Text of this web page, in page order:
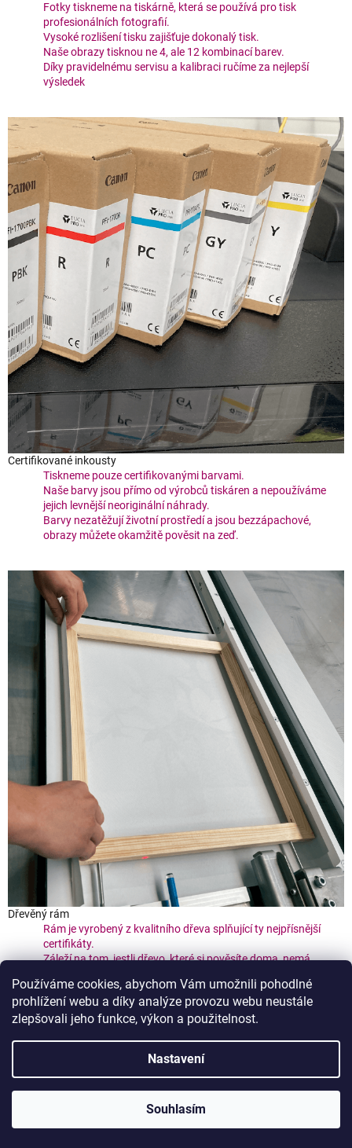
Používáme cookies, abychom Vám umožnili pohodlné
prohlížení webu a díky analýze provozu webu neustále
zlepšovali jeho funkce, výkon a použitelnost.
Nastavení
Souhlasím
Fotky tiskneme na tiskárně, která se používá pro tisk
profesionálních fotografií.
Vysoké rozlišení tisku zajišťuje dokonalý tisk.
Naše obrazy tisknou ne 4, ale 12 kombinací barev.
Díky pravidelnému servisu a kalibraci ručíme za nejlepší
výsledek
Certifikované inkousty
Tiskneme pouze certifikovanými barvami.
Naše barvy jsou přímo od výrobců tiskáren a nepoužíváme
jejich levnější neoriginální náhrady.
Barvy nezatěžují životní prostředí a jsou bezzápachové,
obrazy můžete okamžitě pověsit na zeď.
Dřevěný rám
Rám je vyrobený z kvalitního dřeva splňující ty nejpřísnější
certifikáty.
Záleží na tom, jestli dřevo, které si pověsíte doma, nemá
S námi můžete mít jistotu, že je vše v pořádku a bezpečné.